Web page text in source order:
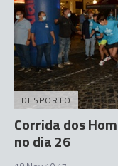
DESPORTO
Corrida dos
no dia 26